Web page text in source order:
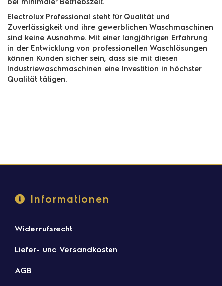
bei minimaler Betriebszeit.
Electrolux Professional steht für Qualität und
Zuverlässigkeit und ihre gewerblichen Waschmaschinen
sind keine Ausnahme. Mit einer langjährigen Erfahrung
in der Entwicklung von professionellen Waschlösungen
können Kunden sicher sein, dass sie mit diesen
Industriewaschmaschinen eine Investition in höchster
Qualität tätigen.
Informationen
Widerrufsrecht
Liefer- und Versandkosten
AGB